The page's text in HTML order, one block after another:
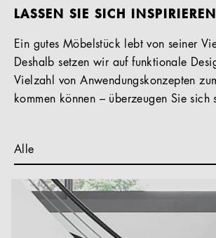
LASSEN SIE SICH INSPIRIEREN
Ein gutes Möbelstück lebt von seiner
Deshalb setzen wir auf funktionale
Vielzahl von Anwendungskonzepten
kommen können – überzeugen Sie sich
Alle